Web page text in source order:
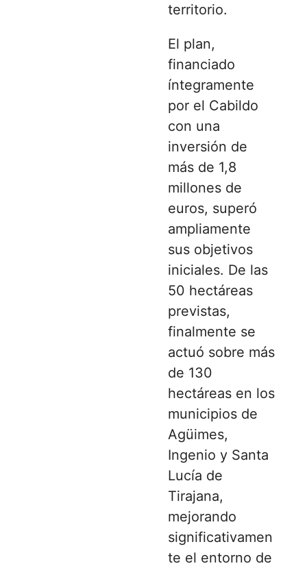
territorio.
El plan,
financiado
íntegramente
por el Cabildo
con una
inversión de
más de 1,8
millones de
euros, superó
ampliamente
sus objetivos
iniciales. De las
50 hectáreas
previstas,
finalmente se
actuó sobre más
de 130
hectáreas en los
municipios de
Agüimes,
Ingenio y Santa
Lucía de
Tirajana,
mejorando
significativamen
te el entorno de